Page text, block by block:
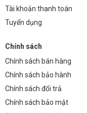
màu sắc khác.
Độ bền của đèn bàn
Với chất liệu gốm sứ cao
bàn DB-KL002G có độ
được bảo quản và sử
Đèn có phù hợp với
Tài khoản thanh toán
Tuyển dụng
Chính sách
Chính sách bán hàng
Chính sách bảo hành
Chính sách đổi trả
Chính sách bảo mật